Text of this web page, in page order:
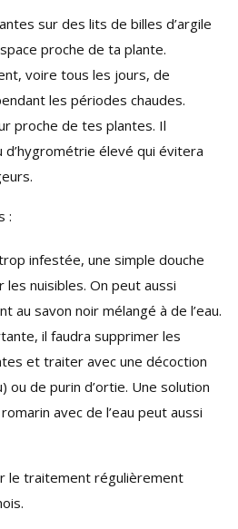
sur des lits de billes d’argile
proche de ta plante.
voire tous les jours, de
les périodes chaudes.
proche de tes plantes. Il
d’hygrométrie élevé qui évitera
:
infestée, une simple douche
nuisibles. On peut aussi
au savon noir mélangé à de l’eau.
il faudra supprimer les
et traiter avec une décoction
ou de purin d’ortie. Une solution
avec de l’eau peut aussi
le traitement régulièrement